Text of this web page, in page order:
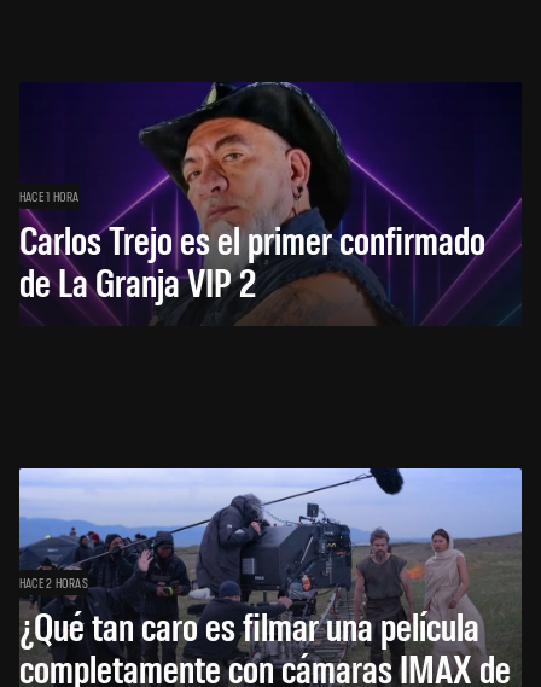
HACE 1 HORA
Carlos Trejo es el primer confirmado
de La Granja VIP 2
HACE 2 HORAS
¿Qué tan caro es filmar una película
completamente con cámaras IMAX de